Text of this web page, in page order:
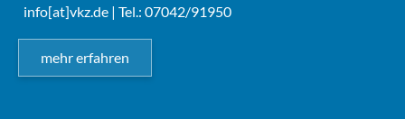
info[at]vkz.de | Tel.: 07042/91950
mehr erfahren